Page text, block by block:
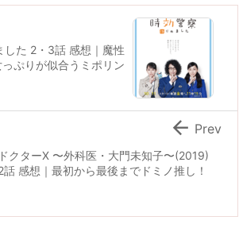
した 2・3話 感想｜魔性
ぷりが似合うミポリン
ドクターX 〜外科医・大門未知子〜(2019)
話 感想｜最初から最後までドミノ推し！
 Prev